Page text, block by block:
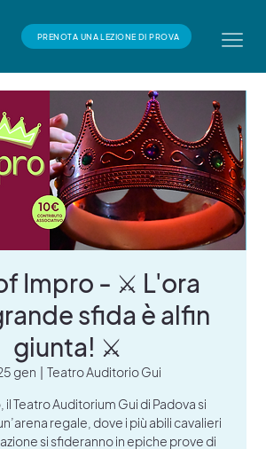
PRENOTA UNA LEZIONE DI PROVA
Impro - ⚔️ L'ora
sfida è alfin
giunta! ⚔️
gen Teatro Auditorio Gui
il Teatro Auditorium Gui di Padova si
regale, dove i più abili cavalieri
si sfideranno in epiche prove di